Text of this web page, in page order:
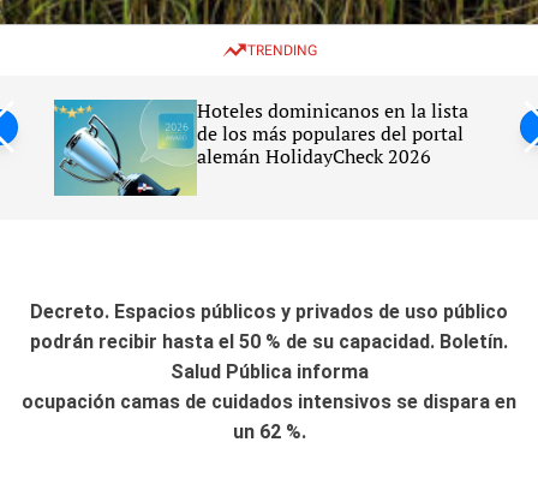
w
c
o
l
e
e
TRENDING
Hoteles dominicanos en la lista
de los más populares del portal
alemán HolidayCheck 2026
Decreto. Espacios públicos y privados de uso público
podrán recibir hasta el 50 % de su capacidad. Boletín.
Salud Pública informa
ocupación camas de cuidados intensivos se dispara en
un 62 %.